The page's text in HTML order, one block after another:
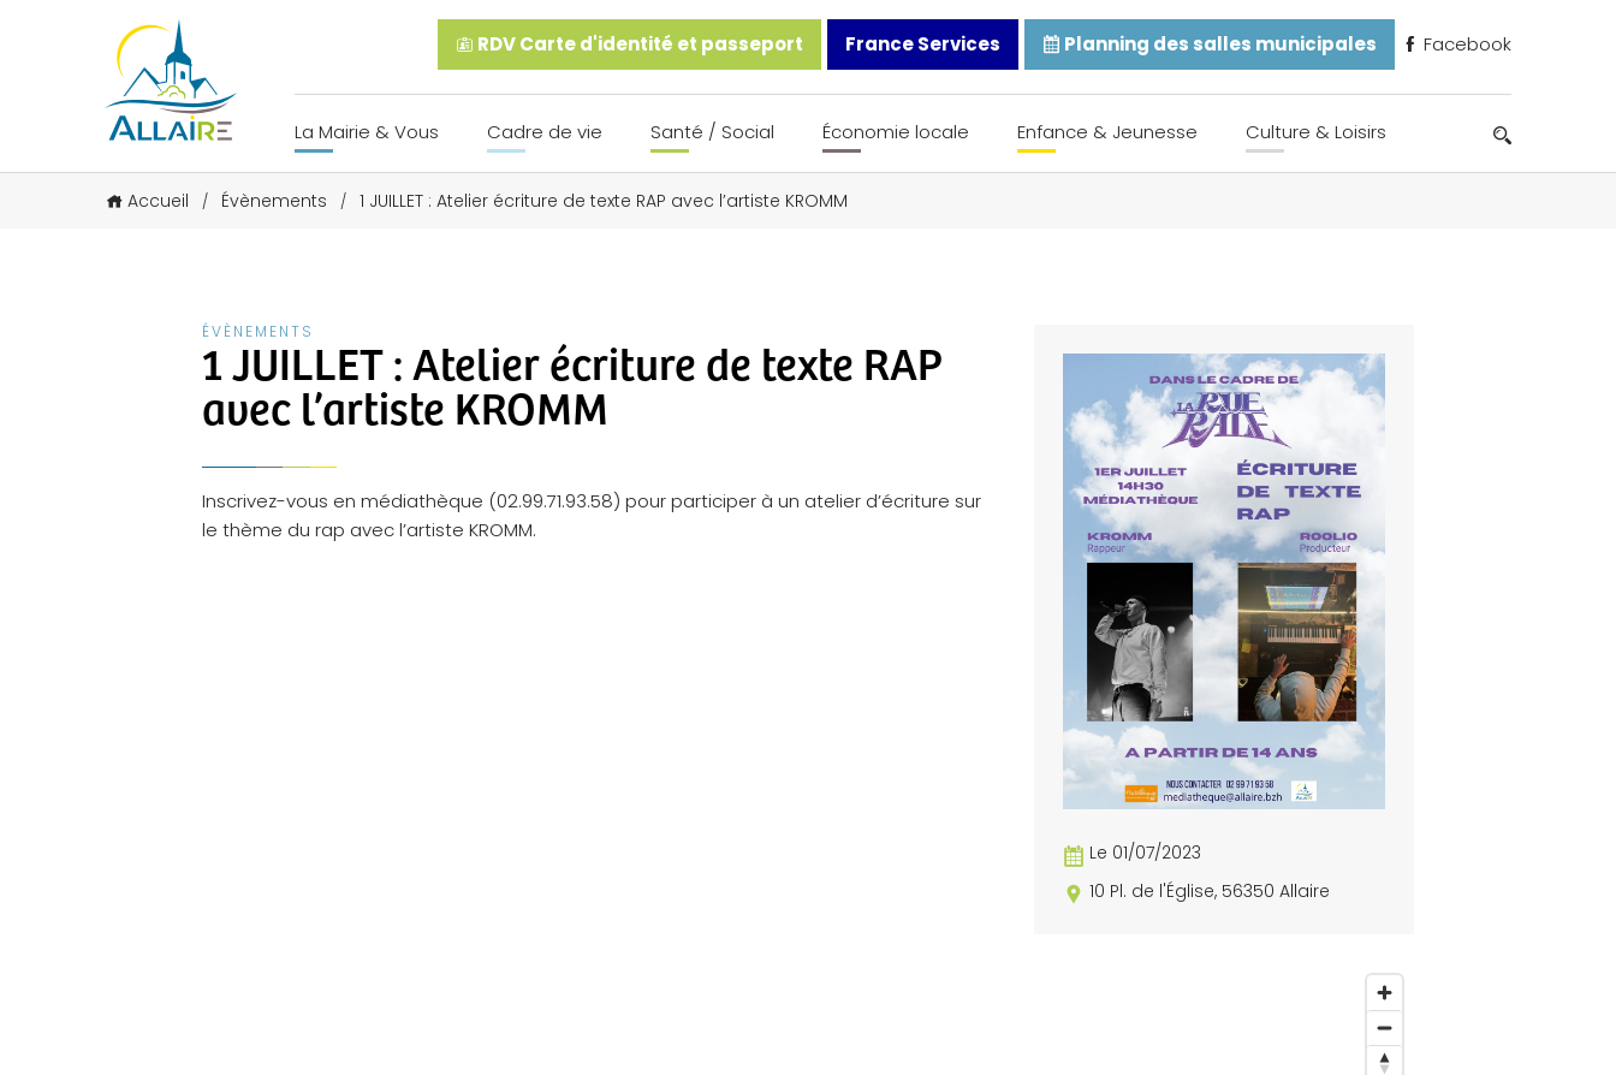
RDV Carte d'identité et passeport France Services Planning des salles municipales Facebook
La Mairie & Vous Cadre de vie Santé / Social Économie locale Enfance & Jeunesse Culture & Loisirs
Accueil / Évènements / 1 JUILLET : Atelier écriture de texte RAP avec l’artiste KROMM
ÉVÈNEMENTS
1 JUILLET : Atelier écriture de texte RAP
avec l’artiste KROMM
Inscrivez-vous en médiathèque (02.99.71.93.58) pour participer à un atelier d’écriture sur
le thème du rap avec l’artiste KROMM.
Le 01/07/2023
10 Pl. de l'Église, 56350 Allaire